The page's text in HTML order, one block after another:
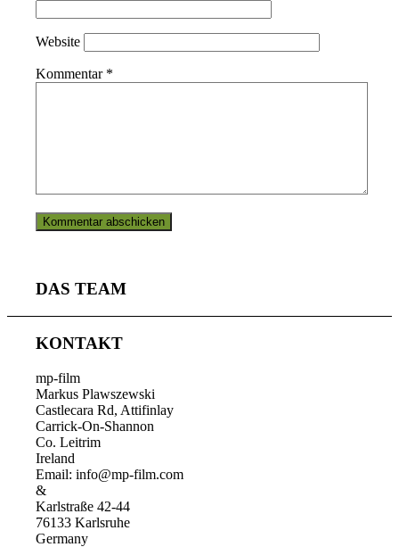
Website
Kommentar *
DAS TEAM
KONTAKT
mp-film
Markus Plawszewski
Castlecara Rd, Attifinlay
Carrick-On-Shannon
Co. Leitrim
Ireland
Email: info@mp-film.com
&
Karlstraße 42-44
76133 Karlsruhe
Germany